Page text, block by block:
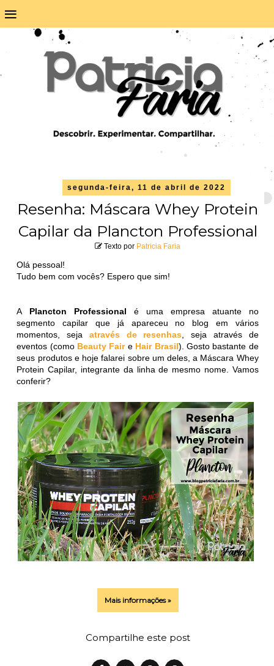
≡
segunda-feira, 11 de abril de 2022
Resenha: Máscara Whey Protein
Capilar da Plancton Professional
Texto por Patricia Faria
Olá pessoal!
Tudo bem com vocês? Espero que sim!
A Plancton Professionalé uma empresa atuante no
segmento capilar que já apareceu no blog em vários
momentos, seja através de resenhas , seja através de
eventos (como Beauty Faire Hair Brasil). Gosto bastante de
seus produtos e hoje falarei sobre um deles, a Máscara Whey
Protein Capilar, integrante da linha de mesmo nome. Vamos
conferir?
Mais informações »
Compartilhe este post